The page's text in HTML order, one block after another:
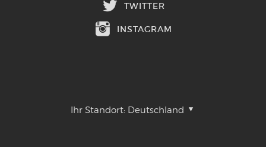
TWITTER
INSTAGRAM
Ihr Standort: Deutschland